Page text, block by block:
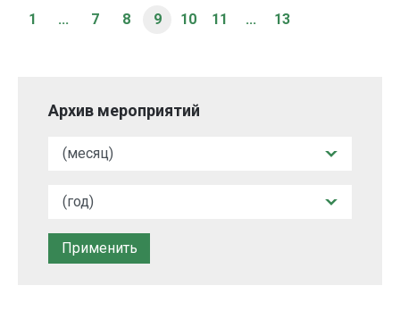
1 ... 7 8 9 10 11 ... 13
Архив мероприятий